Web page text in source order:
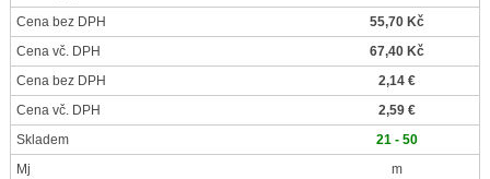
Cena bez DPH
55,70 Kč
Cena vč. DPH
67,40 Kč
Cena bez DPH
2,14 €
Cena vč. DPH
2,59 €
Skladem
21 - 50
Mj
m